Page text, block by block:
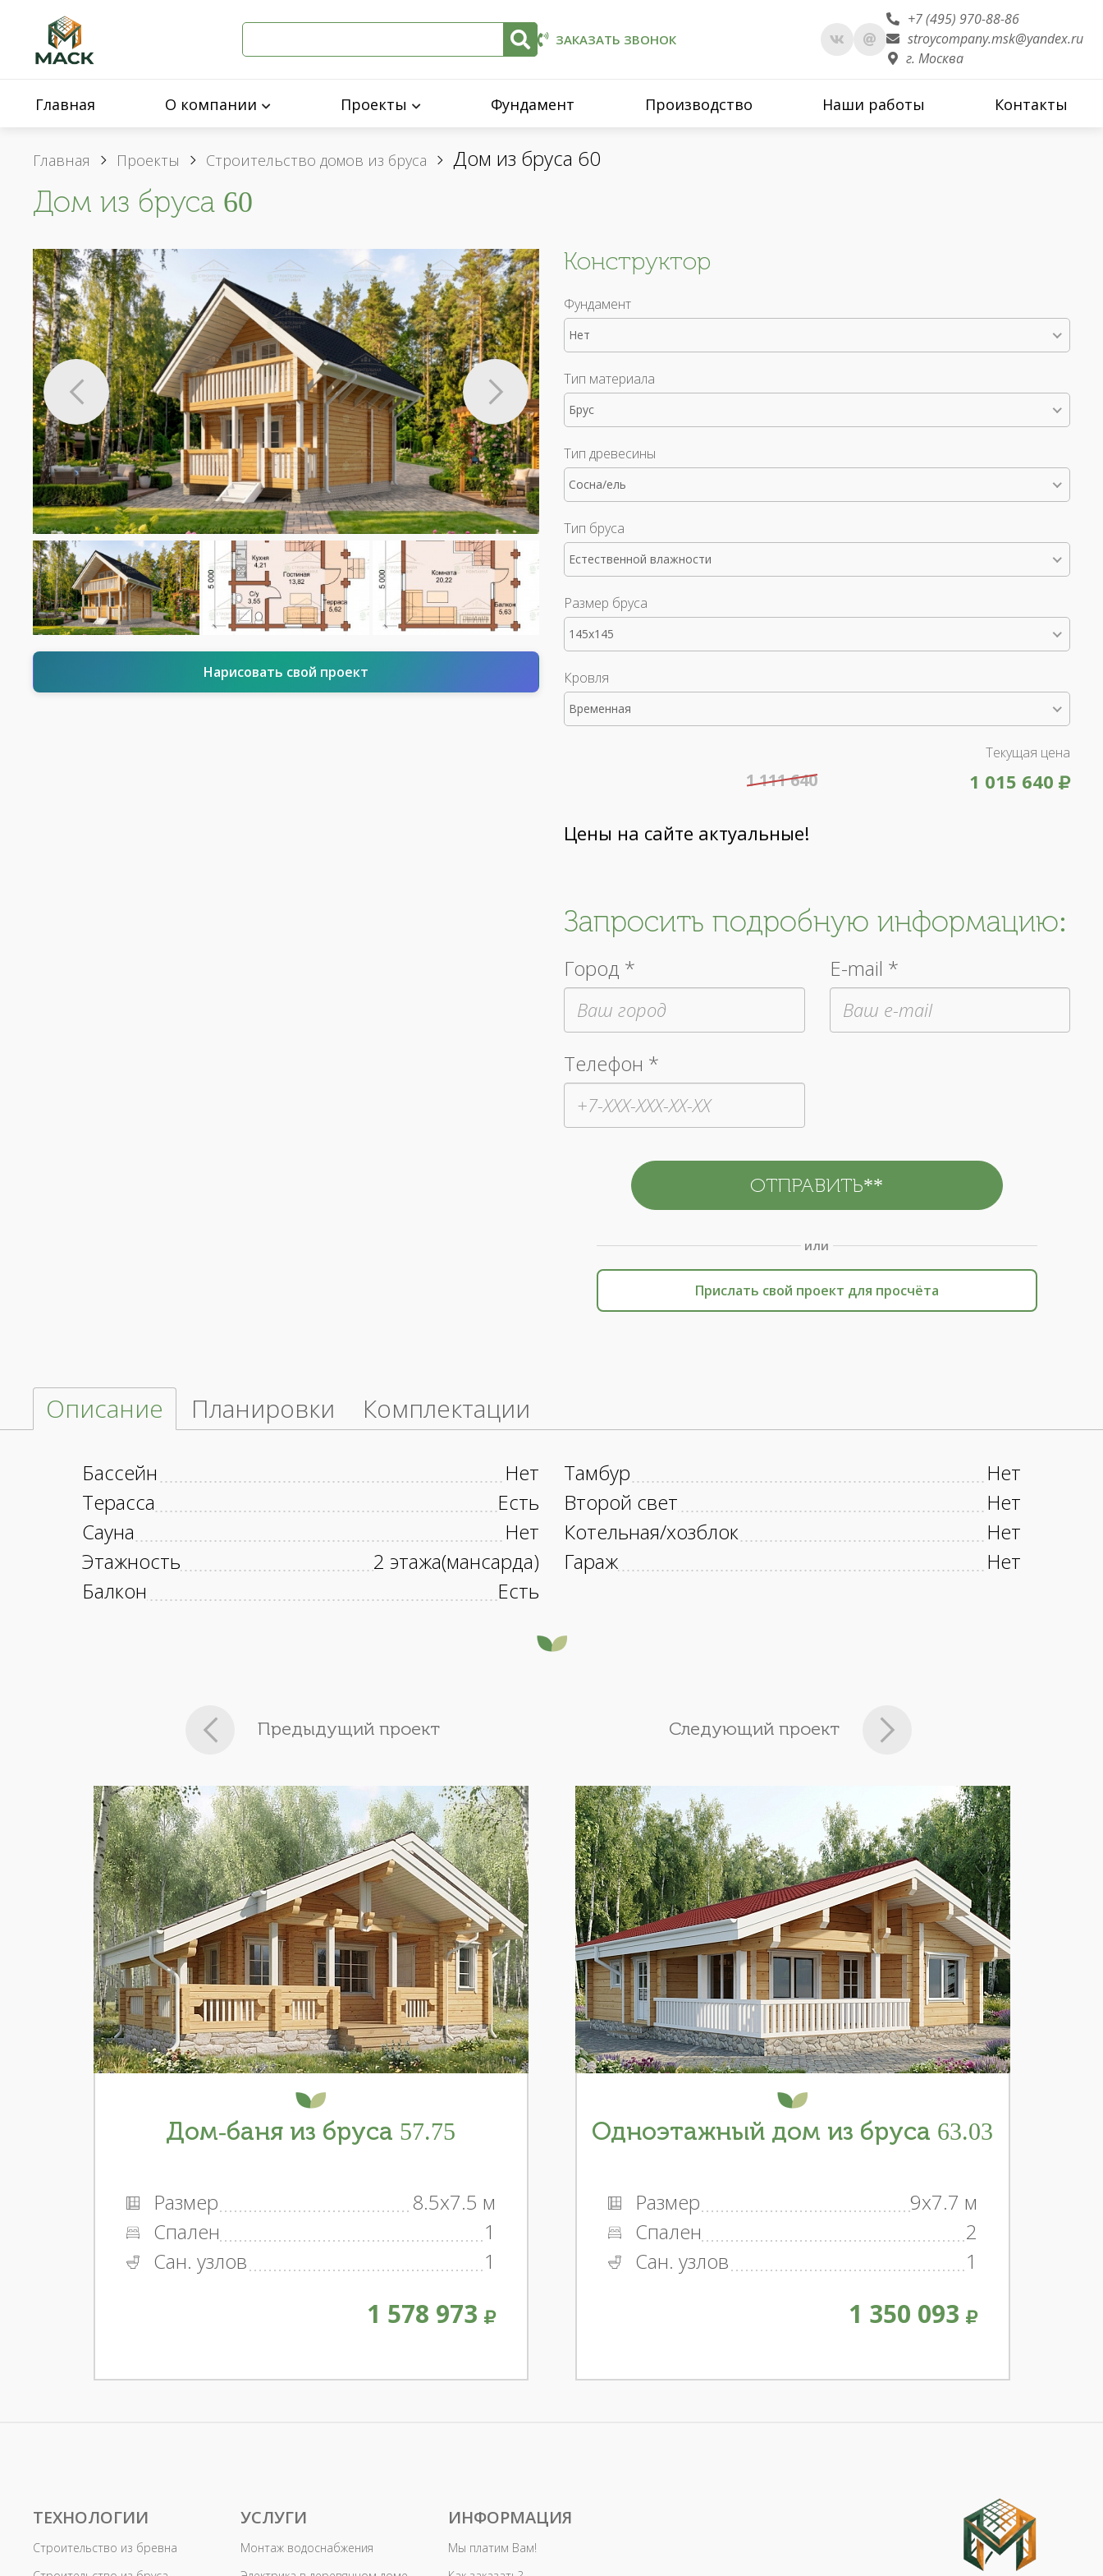
ЗАКАЗАТЬ ЗВОНОК
+7 (495) 970-88-86
stroycompany.msk@yandex.ru
г. Москва
Главная О компании Проекты Фундамент Производство Наши работы Контакты
Главная Проекты Строительство домов из бруса Дом из бруса 60
Дом из бруса 60
Нарисовать свой проект
Конструктор
Фундамент
Нет
Тип материала
Брус
Тип древесины
Сосна/ель
Тип бруса
Естественной влажности
Размер бруса
145x145
Кровля
Временная
Текущая цена
1 015 640
1 111 640
Цены на сайте актуальные!
Запросить подробную информацию:
Город * E-mail *
Телефон *
или
Прислать свой проект для просчёта
Описание Планировки Комплектации
Бассейн
Нет
Терасса
Есть
Сауна
Нет
Этажность
2 этажа(мансарда)
Балкон
Есть
Тамбур
Нет
Второй свет
Нет
Котельная/хозблок
Нет
Гараж
Нет
Предыдущий проект
Дом-баня из бруса 57.75
Размер
8.5x7.5 м
Спален
1
Сан. узлов
1
1 578 973
Следующий проект
Одноэтажный дом из бруса 63.03
Размер
9x7.7 м
Спален
2
Сан. узлов
1
1 350 093
ТЕХНОЛОГИИ
Строительство из бревна
УСЛУГИ
Монтаж водоснабжения
ИНФОРМАЦИЯ
Мы платим Вам!